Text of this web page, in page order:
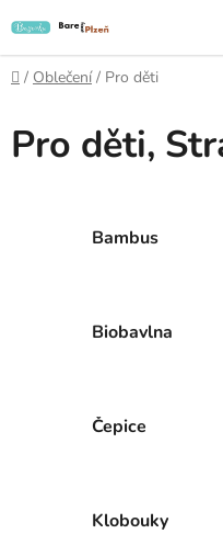
na
obsah
Domů
/ Oblečení / Pro děti
Pro děti,
Bambus
Biobavlna
Čepice
Klobouky